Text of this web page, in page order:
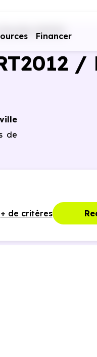
Financer
Chaville (92370)
/
de
+ de critères